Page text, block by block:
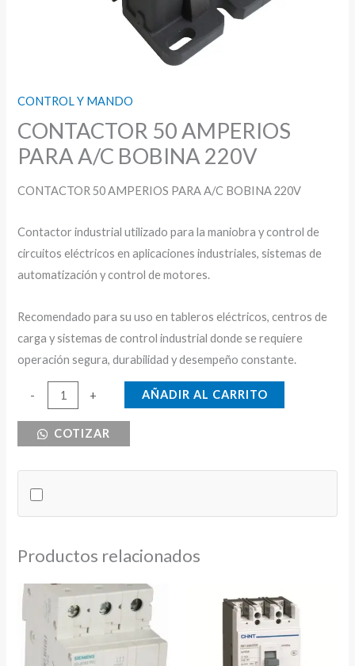
CONTROL Y MANDO
CONTACTOR 50 AMPERIOS
PARA A/C BOBINA 220V
CONTACTOR 50 AMPERIOS PARA A/C BOBINA 220V
Contactor industrial utilizado para la maniobra y control de
circuitos eléctricos en aplicaciones industriales, sistemas de
automatización y control de motores.
Recomendado para su uso en tableros eléctricos, centros de
carga y sistemas de control industrial donde se requiere
operación segura, durabilidad y desempeño constante.
-
CONTACTOR
AMPERIOS
BOBINA
220V
+ AÑADIR AL CARRITO
COTIZAR
Productos relacionados